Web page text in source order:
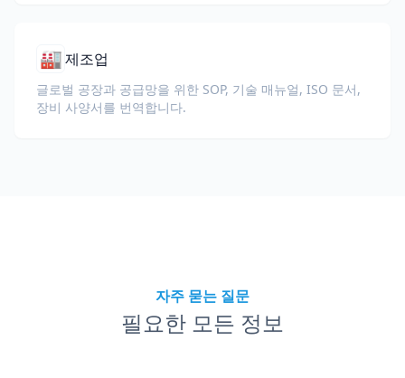
🏭제조업
글로벌 공장과 공급망을 위한 SOP, 기술 매뉴얼, ISO 문서,
장비 사양서를 번역합니다.
자주 묻는 질문
필요한 모든 정보